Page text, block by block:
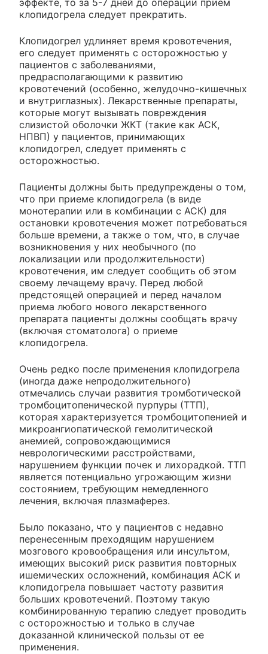
эффекте, то за 5-7 дней до операции прием
клопидогрела следует прекратить.
Клопидогрел удлиняет время кровотечения,
его следует применять с осторожностью у
пациентов с заболеваниями,
предрасполагающими к развитию
кровотечений (особенно, желудочно-кишечных
и внутриглазных). Лекарственные препараты,
которые могут вызывать повреждения
слизистой оболочки ЖКТ (такие как АСК,
НПВП) у пациентов, принимающих
клопидогрел, следует применять с
осторожностью.
Пациенты должны быть предупреждены о том,
что при приеме клопидогрела (в виде
монотерапии или в комбинации с АСК) для
остановки кровотечения может потребоваться
больше времени, а также о том, что, в случае
возникновения у них необычного (по
локализации или продолжительности)
кровотечения, им следует сообщить об этом
своему лечащему врачу. Перед любой
предстоящей операцией и перед началом
приема любого нового лекарственного
препарата пациенты должны сообщать врачу
(включая стоматолога) о приеме
клопидогрела.
Очень редко после применения клопидогрела
(иногда даже непродолжительного)
отмечались случаи развития тромботической
тромбоцитопенической пурпуры (ТТП),
которая характеризуется тромбоцитопенией и
микроангиопатической гемолитической
анемией, сопровождающимися
неврологическими расстройствами,
нарушением функции почек и лихорадкой. ТТП
является потенциально угрожающим жизни
состоянием, требующим немедленного
лечения, включая плазмаферез.
Было показано, что у пациентов с недавно
перенесенным преходящим нарушением
мозгового кровообращения или инсультом,
имеющих высокий риск развития повторных
ишемических осложнений, комбинация АСК и
клопидогрела повышает частоту развития
больших кровотечений. Поэтому такую
комбинированную терапию следует проводить
с осторожностью и только в случае
доказанной клинической пользы от ее
применения.